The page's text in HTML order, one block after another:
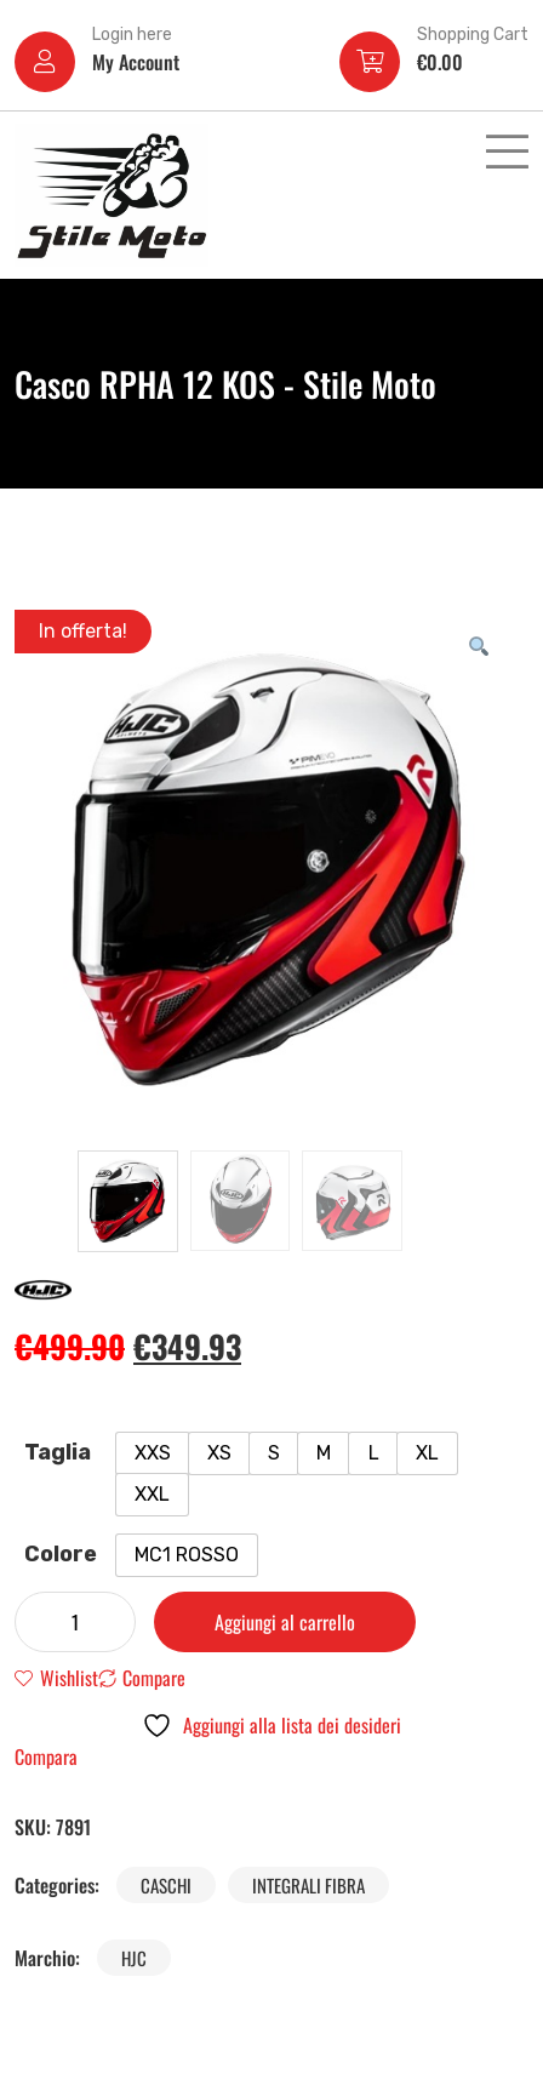
Login here
My Account
Shopping Cart
€0.00
Casco RPHA 12 KOS - Stile Moto
In offerta!
€499.90€349.93
Taglia XXS XS S M L
XL
XXL
Colore MC1 ROSSO
Aggiungi al carrello
Wishlist
Compare
Aggiungi alla lista dei desideri
Compara
SKU: 7891
Categories:
CASCHI INTEGRALI FIBRA
Marchio: HJC